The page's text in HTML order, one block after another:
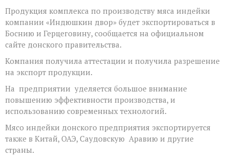
производства
Ростовской
области
будет
Европу
Продукция комплекса по производству мяса индейки
компании «Индюшкин двор» будет экспортироваться в
Боснию и Герцеговину, сообщается на официальном
сайте донского правительства.
Компания получила аттестации и получила разрешение
на экспорт продукции.
На предприятии уделяется большое внимание
повышению эффективности производства, и
использованию современных технологий.
Мясо индейки донского предприятия экспортируется
также в Китай, ОАЭ, Саудовскую Аравию и другие
страны.